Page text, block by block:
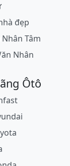
đẹp
Tâm
Nhân
Ôtô